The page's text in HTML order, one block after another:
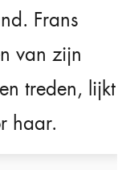
Frans
van zijn
treden, lijkt
haar.